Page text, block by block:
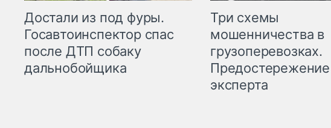
Достали из под фуры.
Госавтоинспектор спас
после ДТП собаку
дальнобойщика
Три схемы
мошенничества в
грузоперевозках.
Предостережение
эксперта